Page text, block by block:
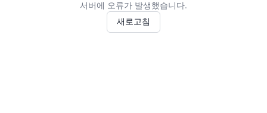
서버에 오류가 발생했습니다.
새로고침